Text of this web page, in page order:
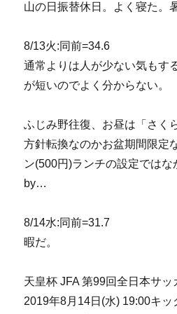
山の日振替休日。よく寝た。
8/13火:同前=34.6
通常よりは人が少ない気もす
が短いのでよく分からない。
ふじみ野往復、お昼は「さく
方針転換なのかお盆期間限定
ン(500円)ランチの設定では
by…
8/14水:同前=31.7
暇だ。
天皇杯 JFA 第99回全日本サ
2019年8月14日(水) 19:00キッ